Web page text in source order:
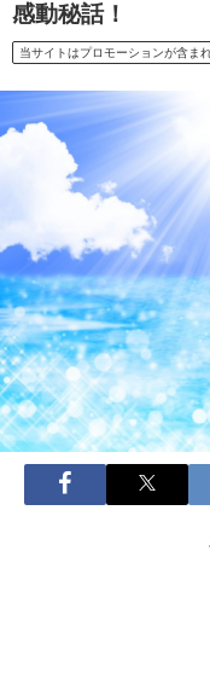
感動秘話！
当サイトはプロモーションが含ま